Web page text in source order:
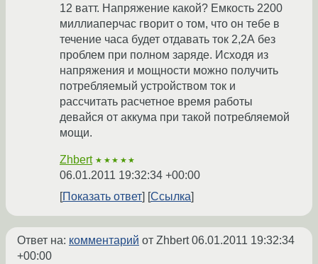
12 ватт. Напряжение какой? Емкость 2200
миллиаперчас гворит о том, что он тебе в
течение часа будет отдавать ток 2,2А без
проблем при полном заряде. Исходя из
напряжения и мощности можно получить
потребляемый устройством ток и
рассчитать расчетное время работы
девайся от аккума при такой потребляемой
мощи.
Zhbert ★★★★★
06.01.2011 19:32:34 +00:00
Показать ответ
Ссылка
Ответ на: комментарий от Zhbert06.01.2011 19:32:34
+00:00